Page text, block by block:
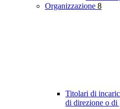
Organizzazione 8
Titolari di
di direzione o di